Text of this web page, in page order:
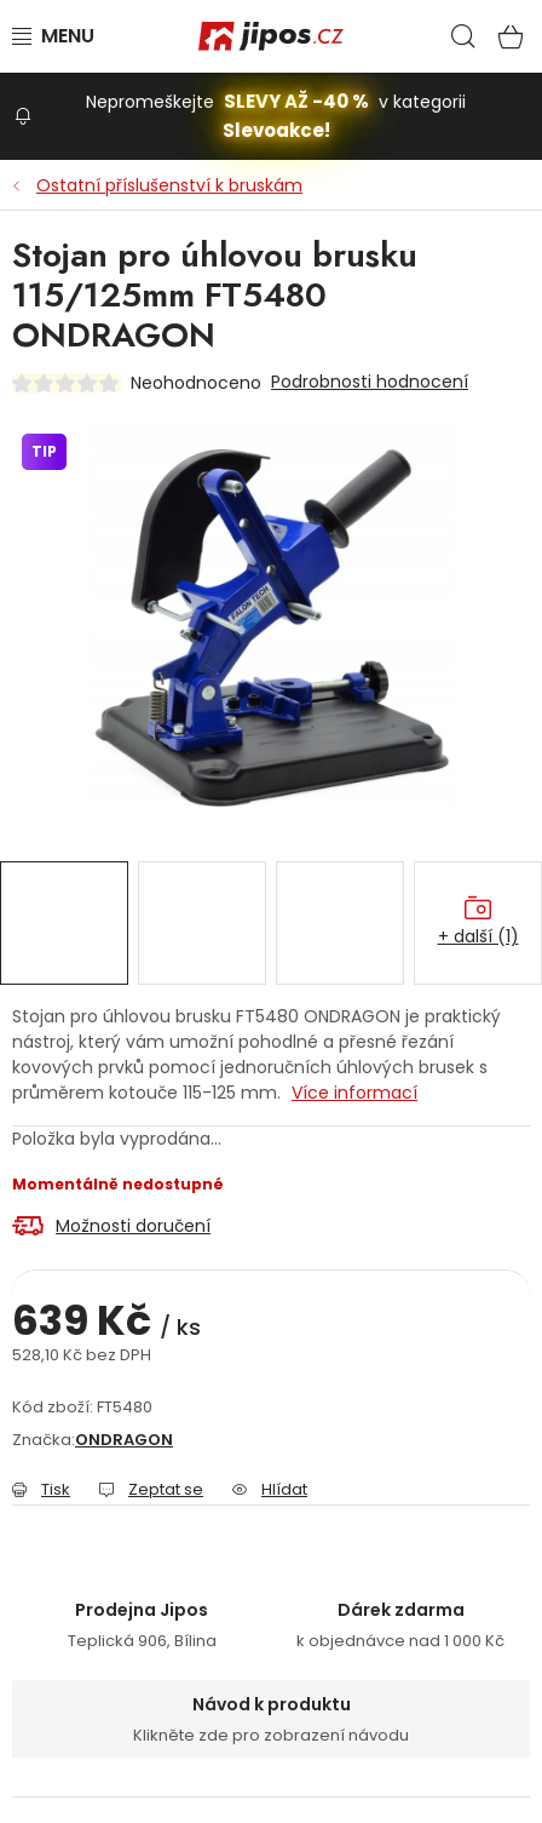
Stavba a dům
Dílna
Domácnost
Dětská hřiště
Autodoplňky
Vánoce
Ochranné pomůcky
Velkoobchodní spolupráce (B2B)
Servis nářadí Hodnocení obchodu
Doprava a platba
Reklamační formulář
Obchodní podmínky Reklamační řád
Nepromeškejte SLEVY AŽ -40 % v kategorii
Slevoakce!
Ostatní příslušenství k bruskám
Stojan pro úhlovou brusku FT5480 ONDRAGON je praktický
nástroj, který vám umožní pohodlné a přesné řezání
kovových prvků pomocí jednoručních úhlových brusek s
průměrem kotouče 115-125 mm. Více informací
Položka byla vyprodána…
Momentálně nedostupné
Možnosti doručení
639 Kč / ks
528,10 Kč bez DPH
Kód zboží: FT5480
Značka:ONDRAGON
Tisk Zeptat se Hlídat
Stojan pro úhlovou brusku
115/125mm FT5480
ONDRAGON
Neohodnoceno Podrobnosti hodnocení
TIP
+ další (1)
Prodejna Jipos
Teplická 906, Bílina
Dárek zdarma
k objednávce nad 1 000 Kč
Návod k produktu
Klikněte zde pro zobrazení návodu